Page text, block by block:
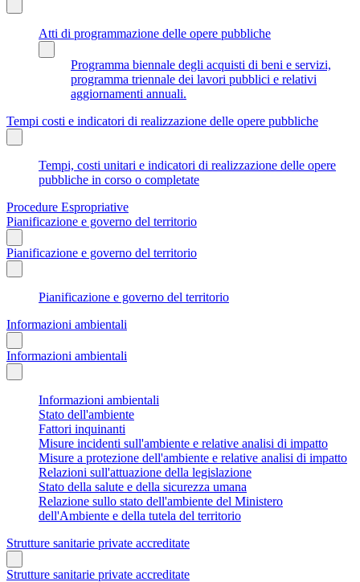
Atti di programmazione delle opere pubbliche
Programma biennale degli acquisti di beni e servizi,
programma triennale dei lavori pubblici e relativi
aggiornamenti annuali.
Tempi costi e indicatori di realizzazione delle opere pubbliche
Tempi, costi unitari e indicatori di realizzazione delle opere
pubbliche in corso o completate
Procedure Espropriative
Pianificazione e governo del territorio
Pianificazione e governo del territorio
Pianificazione e governo del territorio
Informazioni ambientali
Informazioni ambientali
Informazioni ambientali
Stato dell'ambiente
Fattori inquinanti
Misure incidenti sull'ambiente e relative analisi di impatto
Misure a protezione dell'ambiente e relative analisi di impatto
Relazioni sull'attuazione della legislazione
Stato della salute e della sicurezza umana
Relazione sullo stato dell'ambiente del Ministero
dell'Ambiente e della tutela del territorio
Strutture sanitarie private accreditate
Strutture sanitarie private accreditate